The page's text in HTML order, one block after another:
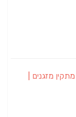
מזגנים |